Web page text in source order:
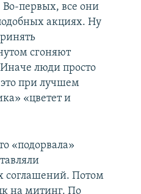
Во-первых, все они
акциях. Ну
сгоняют
люди просто
при лучшем
«цветет и
«подорвала»
соглашений. Потом
на митинг. По